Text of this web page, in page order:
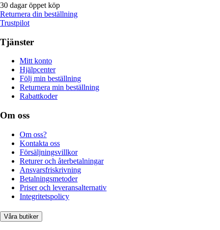
30 dagar öppet köp
Returnera din beställning
Trustpilot
Tjänster
Mitt konto
Hjälpcenter
Följ min beställning
Returnera min beställning
Rabattkoder
Om oss
Om oss?
Kontakta oss
Försäljningsvillkor
Returer och återbetalningar
Ansvarsfriskrivning
Betalningsmetoder
Priser och leveransalternativ
Integritetspolicy
Våra butiker